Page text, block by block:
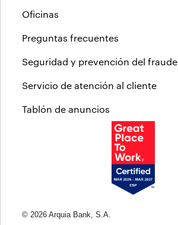
Oficinas
Preguntas frecuentes
Seguridad y prevención del fraude
Servicio de atención al cliente
Tablón de anuncios
© 2026 Arquia Bank, S.A.